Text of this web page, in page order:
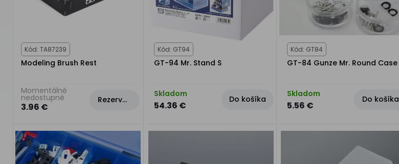
Kód: TA87239
Modeling Brush Rest
Momentálně
nedostupné
3.96 €
Rezervovat
Kód: GT94
GT-94 Mr. Stand S
Skladom
54.36 €
Do košíka
Kód: GT84
GT-84 Gunze Mr. Round Case
Skladom
5.56 €
Do košíka